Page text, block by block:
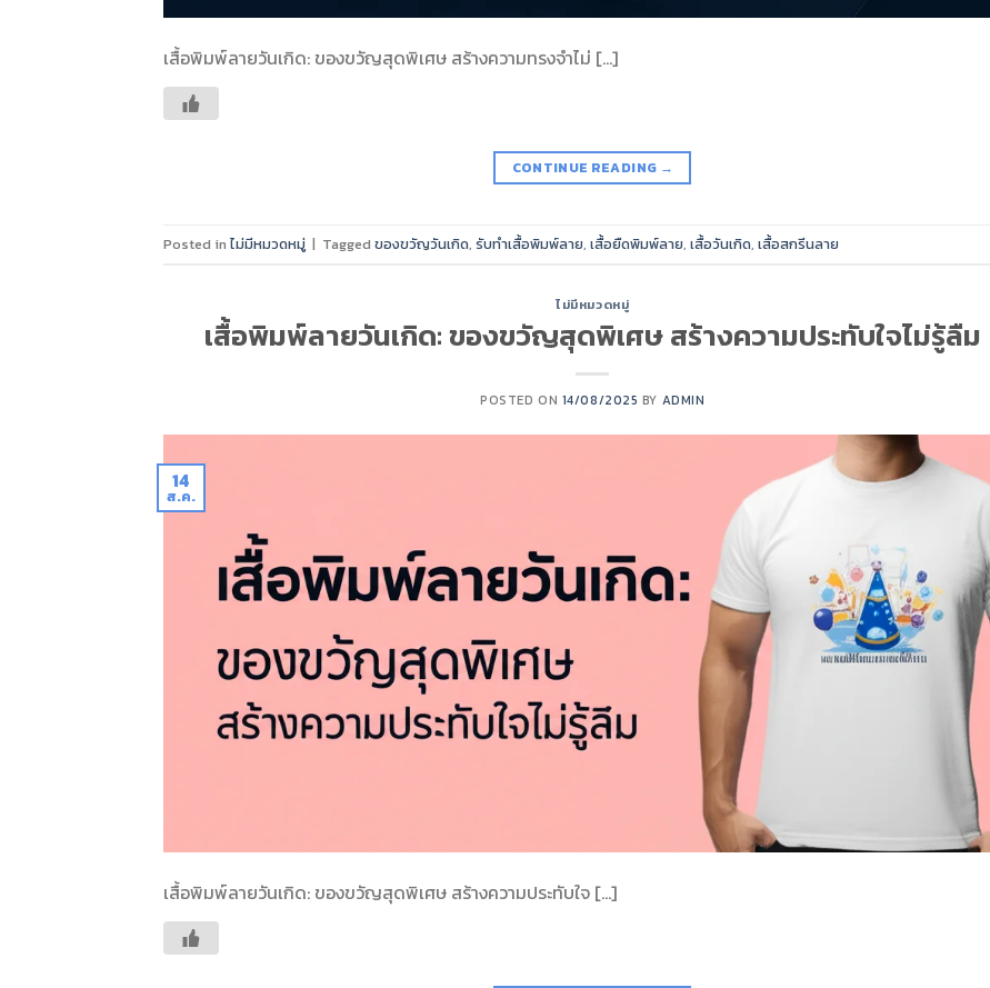
เสื้อพิมพ์ลายวันเกิด: ของขวัญสุดพิเศษ สร้างความทรงจำไม่ […]
CONTINUE READING →
Posted in ไม่มีหมวดหมู่ | Tagged ของขวัญวันเกิด, รับทำเสื้อพิมพ์ลาย, เสื้อยืดพิมพ์ลาย, เสื้อวันเกิด, เสื้อสกรีนลาย
ไม่มีหมวดหมู่
เสื้อพิมพ์ลายวันเกิด: ของขวัญสุดพิเศษ สร้างความประทับใจไม่รู้ลืม
POSTED ON 14/08/2025 BY ADMIN
14
ส.ค.
เสื้อพิมพ์ลายวันเกิด: ของขวัญสุดพิเศษ สร้างความประทับใจ […]